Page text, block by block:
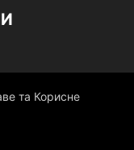
та Корисне